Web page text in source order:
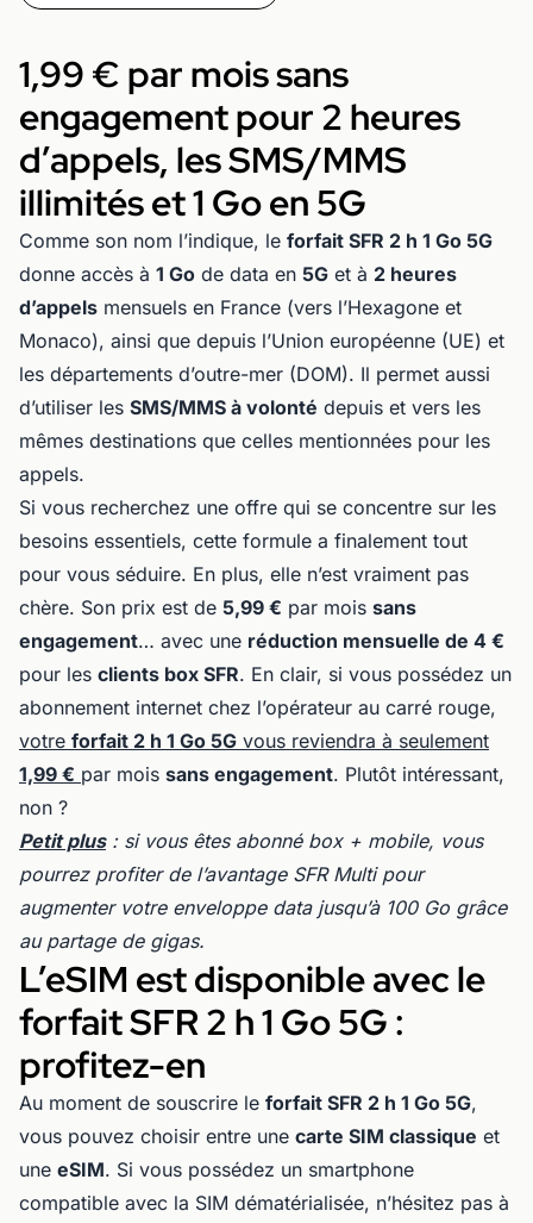
1,99 € par mois sans
engagement pour 2 heures
d’appels, les SMS/MMS
illimités et 1 Go en 5G
Comme son nom l’indique, le forfait SFR 2 h 1 Go 5G
donne accès à 1 Go de data en 5G et à 2 heures
d’appels mensuels en France (vers l’Hexagone et
Monaco), ainsi que depuis l’Union européenne (UE) et
les départements d’outre-mer (DOM). Il permet aussi
d’utiliser les SMS/MMS à volonté depuis et vers les
mêmes destinations que celles mentionnées pour les
appels.
Si vous recherchez une offre qui se concentre sur les
besoins essentiels, cette formule a finalement tout
pour vous séduire. En plus, elle n’est vraiment pas
chère. Son prix est de 5,99 € par mois sans
engagement… avec une réduction mensuelle de 4 €
pour les clients box SFR. En clair, si vous possédez un
abonnement internet chez l’opérateur au carré rouge,
votre forfait 2 h 1 Go 5G vous reviendra à seulement
1,99 € par mois sans engagement. Plutôt intéressant,
non ?
Petit plus: si vous êtes abonné box + mobile, vous
pourrez profiter de l’avantage SFR Multi pour
augmenter votre enveloppe data jusqu’à 100 Go grâce
au partage de gigas.
L’eSIM est disponible avec le
forfait SFR 2 h 1 Go 5G :
profitez-en
Au moment de souscrire le forfait SFR 2 h 1 Go 5G,
vous pouvez choisir entre une carte SIM classique et
une eSIM. Si vous possédez un smartphone
compatible avec la SIM dématérialisée, n’hésitez pas à